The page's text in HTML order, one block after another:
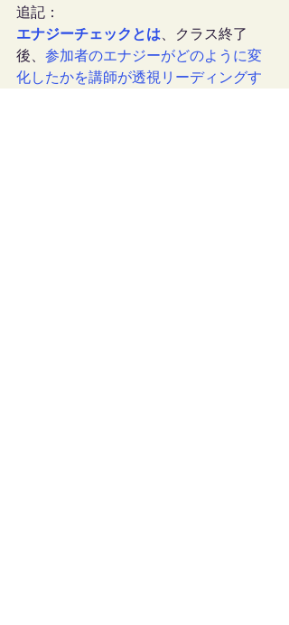
追記：
エナジーチェックとは、クラス終了
後、 参加者のエナジーがどのように変
化したかを講師が透視リーディングす